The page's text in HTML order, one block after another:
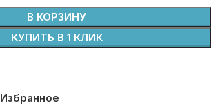
В КОРЗИНУ
КУПИТЬ В 1 КЛИК
Избранное